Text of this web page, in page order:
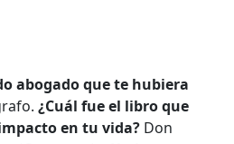
abogado que te hubiera
¿Cuál fue el libro que
en tu vida? Don